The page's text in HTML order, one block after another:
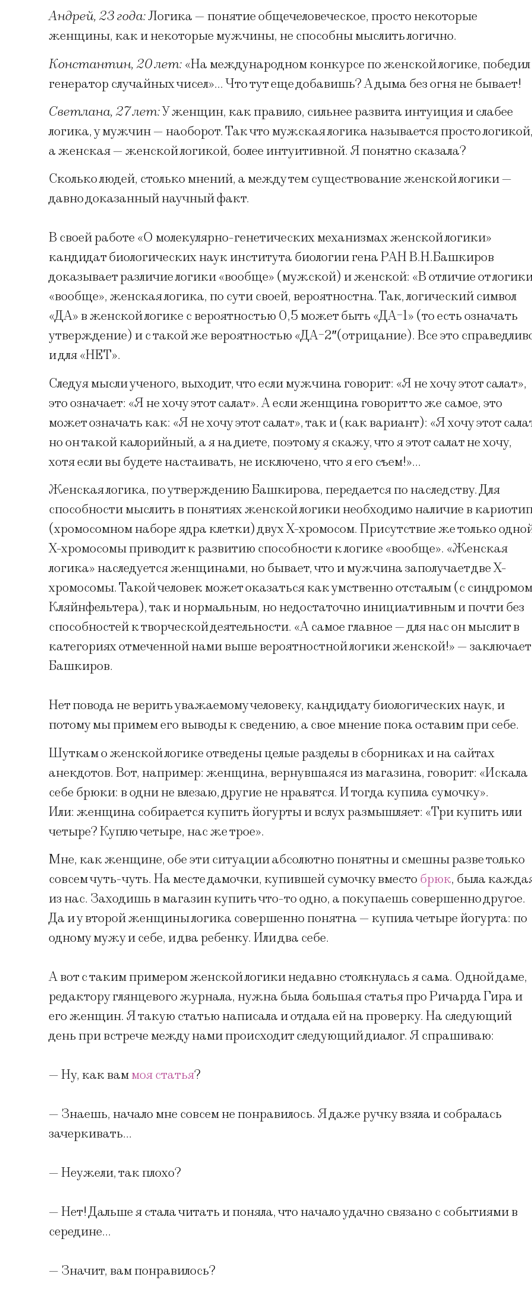
Андрей, 23 года:Логика — понятие общечеловеческое, просто некоторые
женщины, как и некоторые мужчины, не способны мыслить логично.
Константин, 20 лет: «На международном конкурсе по женской логике, победил
генератор случайных чисел»… Что тут еще добавишь? А дыма без огня не бывает!
Светлана, 27 лет:У женщин, как правило, сильнее развита интуиция и слабее
логика, у мужчин — наоборот. Так что мужская логика называется просто
а женская — женской логикой, более интуитивной. Я понятно сказала?
Сколько людей, столько мнений, а между тем существование женской логики —
давно доказанный научный факт.
В своей работе «О молекулярно-генетических механизмах женской логики»
кандидат биологических наук института биологии гена РАН В.Н.Башкиров
доказывает различие логики «вообще» (мужской) и женской: «В отличие от
«вообще», женская логика, по сути своей, вероятностна. Так, логический символ
«ДА» в женской логике с вероятностью 0,5 может быть «ДА-1» (то есть означать
утверждение) и с такой же вероятностью «ДА-2″(отрицание). Все это
и для «НЕТ».
Следуя мысли ученого, выходит, что если мужчина говорит: «Я не хочу этот салат»,
это означает: «Я не хочу этот салат». А если женщина говорит то же самое, это
может означать как: «Я не хочу этот салат», так и (как вариант): «Я хочу этот
но он такой калорийный, а я на диете, поэтому я скажу, что я этот салат не хочу,
хотя если вы будете настаивать, не исключено, что я его съем!»…
Женская логика, по утверждению Башкирова, передается по наследству. Для
способности мыслить в понятиях женской логики необходимо наличие в
(хромосомном наборе ядра клетки) двух Х-хромосом. Присутствие же только
Х-хромосомы приводит к развитию способности к логике «вообще». «Женская
логика» наследуется женщинами, но бывает, что и мужчина заполучает две Х-
хромосомы. Такой человек может оказаться как умственно отсталым (с синдромом
Кляйнфельтера), так и нормальным, но недостаточно инициативным и почти без
способностей к творческой деятельности. «А самое главное — для нас он мыслит в
категориях отмеченной нами выше вероятностной логики женской!» — заключает
Башкиров.
Нет повода не верить уважаемому человеку, кандидату биологических наук, и
потому мы примем его выводы к сведению, а свое мнение пока оставим при себе.
Шуткам о женской логике отведены целые разделы в сборниках и на сайтах
анекдотов. Вот, например: женщина, вернувшаяся из магазина, говорит: «Искала
себе брюки: в одни не влезаю, другие не нравятся. И тогда купила сумочку».
Или: женщина собирается купить йогурты и вслух размышляет: «Три купить или
четыре? Куплю четыре, нас же трое».
Мне, как женщине, обе эти ситуации абсолютно понятны и смешны разве только
совсем чуть-чуть. На месте дамочки, купившей сумочку вместо брюк, была
из нас. Заходишь в магазин купить что-то одно, а покупаешь совершенно другое.
Да и у второй женщины логика совершенно понятна — купила четыре йогурта: по
одному мужу и себе, и два ребенку. Или два себе.
А вот с таким примером женской логики недавно столкнулась я сама. Одной даме,
редактору глянцевого журнала, нужна была большая статья про Ричарда Гира и
его женщин. Я такую статью написала и отдала ей на проверку. На следующий
день при встрече между нами происходит следующий диалог. Я спрашиваю:
— Ну, как ваммоя статья?
— Знаешь, начало мне совсем не понравилось. Я даже ручку взяла и собралась
зачеркивать…
— Неужели, так плохо?
— Нет! Дальше я стала читать и поняла, что начало удачно связано с событиями в
середине…
— Значит, вам понравилось?